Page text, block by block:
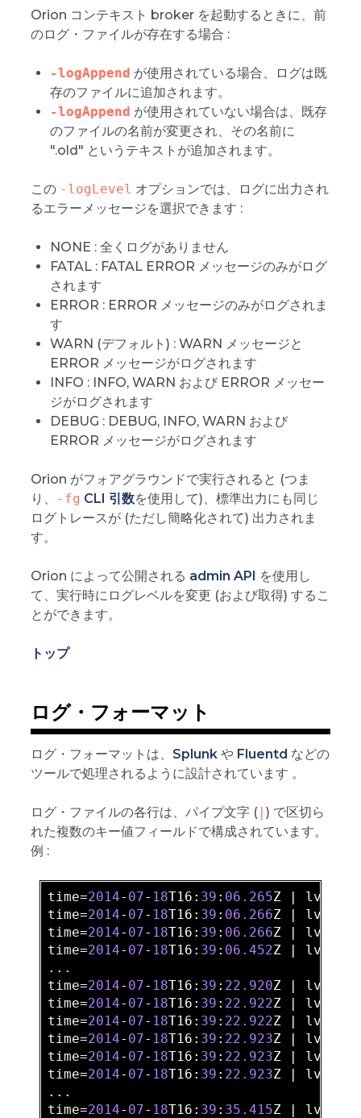
Orion コンテキスト broker を起動するときに、前
のログ・ファイルが存在する場合 :
-logAppend が使用されている場合、ログは既
存のファイルに追加されます。
-logAppend が使用されていない場合は、既存
のファイルの名前が変更され、その名前に
".old" というテキストが追加されます。
この -logLevel オプションでは、ログに出力され
るエラーメッセージを選択できます :
NONE : 全くログがありません
FATAL : FATAL ERROR メッセージのみがログ
されます
ERROR : ERROR メッセージのみがログされま
す
WARN (デフォルト) : WARN メッセージと
ERROR メッセージがログされます
INFO : INFO, WARN および ERROR メッセー
ジがログされます
DEBUG : DEBUG, INFO, WARN および
ERROR メッセージがログされます
Orion がフォアグラウンドで実行されると (つま
り、
-fg CLI 引数を使用して)、標準出力にも同じ
ログトレースが (ただし簡略化されて) 出力されま
す。
Orion によって公開される admin API を使用し
て、実行時にログレベルを変更 (および取得) するこ
とができます。
トップ
ログ・フォーマット
ログ・フォーマットは、 Splunkや Fluentd などの
ツールで処理されるように設計されています 。
ログ・ファイルの各行は、パイプ文字 (| ) で区切ら
れた複数のキー値フィールドで構成されています。
例 :
time=2014- 07- 18T16: 39 : 06.265Z | lvl=
time=2014- 07- 18T16: 39 : 06.266Z | lvl=
time=2014- 07- 18T16: 39 : 06.266Z | lvl=
time=2014- 07- 18T16: 39 : 06.452Z | lvl=
time=2014- 07- 18T16: 39 : 22.920Z | lvl=
time=2014- 07- 18T16: 39 : 22.922Z | lvl=
time=2014- 07- 18T16: 39 : 22.922Z | lvl=
time=2014- 07- 18T16: 39 : 22.923Z | lvl=
time=2014- 07- 18T16: 39 : 22.923Z | lvl=
time=2014- 07- 18T16: 39 : 22.923Z | lvl=
time=2014- 07- 18T16: 39 : 35.415Z | lvl=